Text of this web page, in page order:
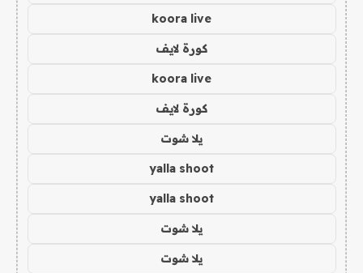
koora live
كورة لايف
koora live
كورة لايف
يلا شوت
yalla shoot
yalla shoot
يلا شوت
يلا شوت